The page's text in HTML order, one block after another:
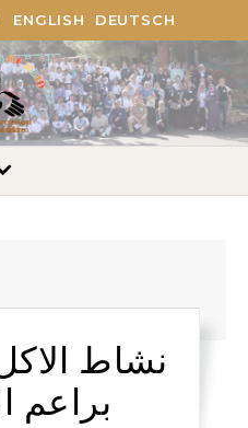
DEUTSCH
ENGLISH
نشاط
براعم